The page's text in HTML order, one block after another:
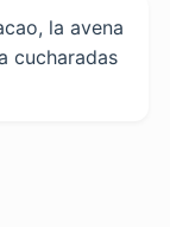
la avena
cucharadas